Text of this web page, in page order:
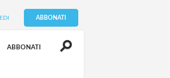
ABBONATI
ABBONATI